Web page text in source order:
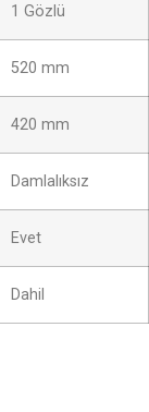
1 Gözlü
520 mm
420 mm
Damlalıksız
Evet
Dahil